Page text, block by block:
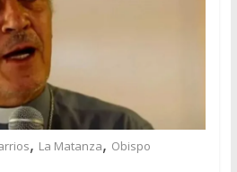
, La Matanza, Obispo